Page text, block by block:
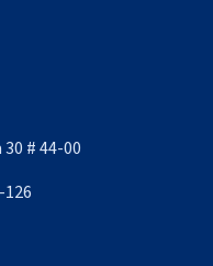
# 44-00
126